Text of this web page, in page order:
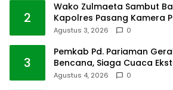
2
Wako Zulmaeta Sambut
Kapolres Pasang Kamera
Agustus 3, 2026 0
3
Pemkab Pd. Pariaman
Bencana, Siaga Cuaca
Agustus 4, 2026 0